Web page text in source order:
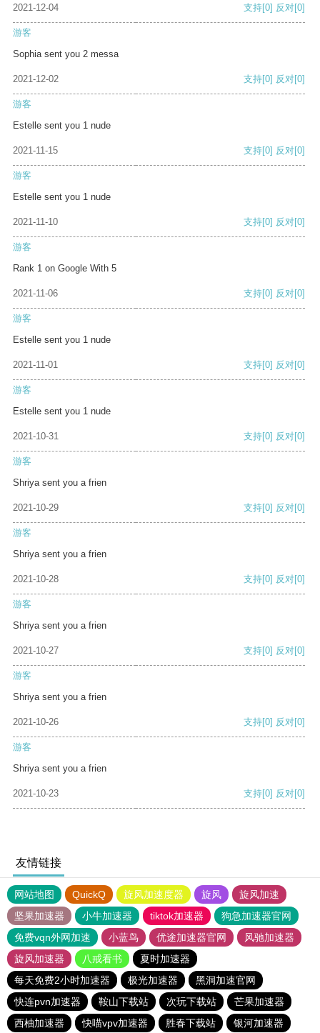
2021-12-04 支持[0] 反对[0]
游客
Sophia sent you 2 messa
2021-12-02 支持[0] 反对[0]
游客
Estelle sent you 1 nude
2021-11-15 支持[0] 反对[0]
游客
Estelle sent you 1 nude
2021-11-10 支持[0] 反对[0]
游客
Rank 1 on Google With 5
2021-11-06 支持[0] 反对[0]
游客
Estelle sent you 1 nude
2021-11-01 支持[0] 反对[0]
游客
Estelle sent you 1 nude
2021-10-31 支持[0] 反对[0]
游客
Shriya sent you a frien
2021-10-29 支持[0] 反对[0]
游客
Shriya sent you a frien
2021-10-28 支持[0] 反对[0]
游客
Shriya sent you a frien
2021-10-27 支持[0] 反对[0]
游客
Shriya sent you a frien
2021-10-26 支持[0] 反对[0]
游客
Shriya sent you a frien
2021-10-23 支持[0] 反对[0]
友情链接
网站地图 QuickQ 旋风加速度器 旋风
旋风加速
坚果加速器
小牛加速器 tiktok加速器
狗急加速器官网
免费vqn外网加速
小蓝鸟 优途加速器官网
风驰加速器
旋风加速器
八戒看书
夏时加速器
每天免费2小时加速器
极光加速器
黑洞加速官网
快连pvn加速器
鞍山下载站 次玩下载站
芒果加速器
西柚加速器
快喵vpv加速器 胜春下载站 银河加速器